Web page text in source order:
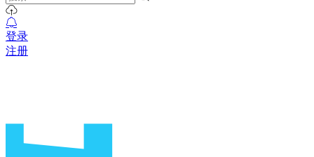
登录
注册